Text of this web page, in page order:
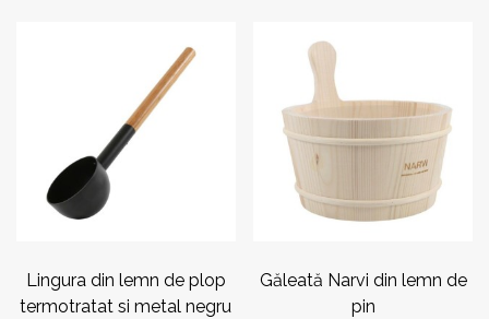
Lingura din lemn de plop
termotratat si metal negru
Găleată Narvi din lemn de
pin